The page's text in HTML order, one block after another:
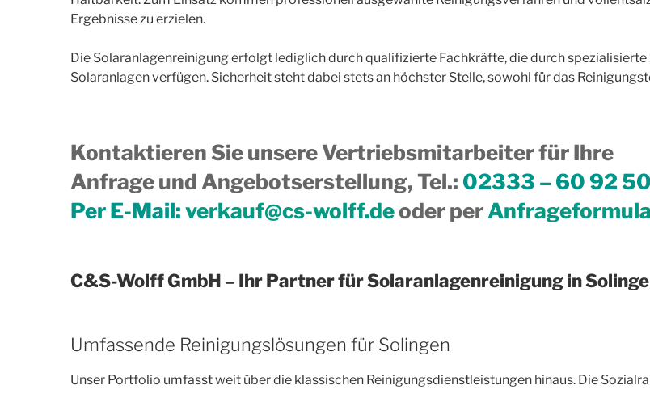
Ergebnisse zu erzielen.
Die Solaranlagenreinigung erfolgt lediglich durch qualifizierte Fachkräfte, die durch
Solaranlagen verfügen. Sicherheit steht dabei stets an höchster Stelle, sowohl für das
Kontaktieren Sie unsere Vertriebsmitarbeiter für Ihre
Anfrage und Angebotserstellung, Tel.: 02333 – 60 92 50
Per E-Mail:verkauf@cs-wolff.deoder per
C&S-Wolff GmbH – Ihr Partner für Solaranlagenreinigung in
Umfassende Reinigungslösungen für Solingen
Unser Portfolio umfasst weit über die klassischen Reinigungsdienstleistungen hinaus. Die